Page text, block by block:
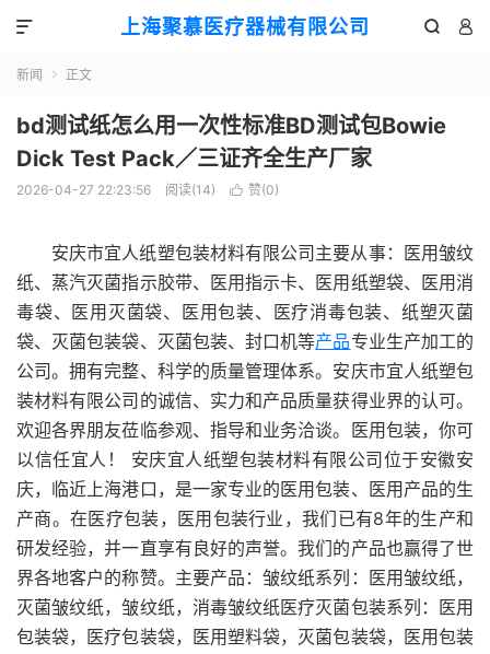
上海聚慕医疗器械有限公司  

新闻  正文
bd测试纸怎么用一次性标准BD测试包Bowie
Dick Test Pack／三证齐全生产厂家
2026-04-27 22:23:56 阅读(14)  赞(0)
安庆市宜人纸塑包装材料有限公司主要从事：医用皱纹
纸、蒸汽灭菌指示胶带、医用指示卡、医用纸塑袋、医用消
毒袋、医用灭菌袋、医用包装、医疗消毒包装、纸塑灭菌
袋、灭菌包装袋、灭菌包装、封口机等产品专业生产加工的
公司。拥有完整、科学的质量管理体系。安庆市宜人纸塑包
装材料有限公司的诚信、实力和产品质量获得业界的认可。
欢迎各界朋友莅临参观、指导和业务洽谈。医用包装，你可
以信任宜人！ 安庆宜人纸塑包装材料有限公司位于安徽安
庆，临近上海港口，是一家专业的医用包装、医用产品的生
产商。在医疗包装，医用包装行业，我们已有8年的生产和
研发经验，并一直享有良好的声誉。我们的产品也赢得了世
界各地客户的称赞。主要产品：皱纹纸系列：医用皱纹纸，
灭菌皱纹纸，皱纹纸，消毒皱纹纸医疗灭菌包装系列：医用
包装袋，医疗包装袋，医用塑料袋，灭菌包装袋，医用包装